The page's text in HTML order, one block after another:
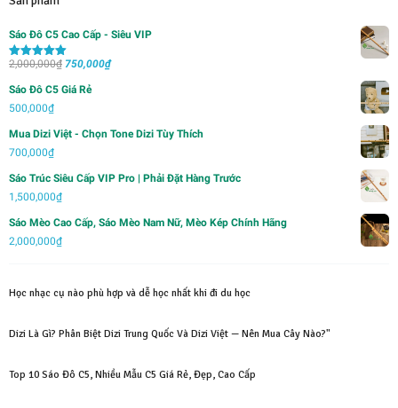
Sáo Đô C5 Cao Cấp - Siêu VIP
Được xếp
sao
2,000,000₫ Giá
750,000₫Giá
750,000₫.
Sáo Đô C5 Giá Rẻ
500,000₫
Mua Dizi Việt - Chọn Tone Dizi Tùy Thích
700,000₫
Sáo Trúc Siêu Cấp VIP Pro | Phải Đặt Hàng Trước
1,500,000₫
Sáo Mèo Cao Cấp, Sáo Mèo Nam Nữ, Mèo Kép Chính Hãng
2,000,000₫
Học nhạc cụ nào phù hợp và dễ học nhất khi đi du học
Dizi Là Gì? Phân Biệt Dizi Trung Quốc Và Dizi Việt — Nên Mua Cây Nào?"
Top 10 Sáo Đô C5, Nhiều Mẫu C5 Giá Rẻ, Đẹp, Cao Cấp